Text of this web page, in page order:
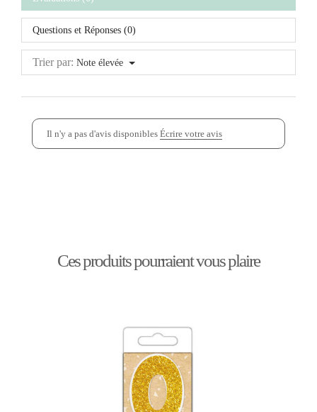
Questions et Réponses (0)
Trier par: Note élevée
Il n'y a pas d'avis disponibles Écrire votre avis
Ces produits pourraient vous plaire